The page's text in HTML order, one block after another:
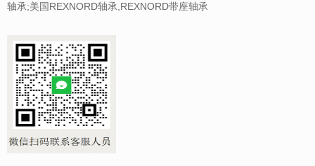
轴承;美国REXNORD轴承,REXNORD带座轴承